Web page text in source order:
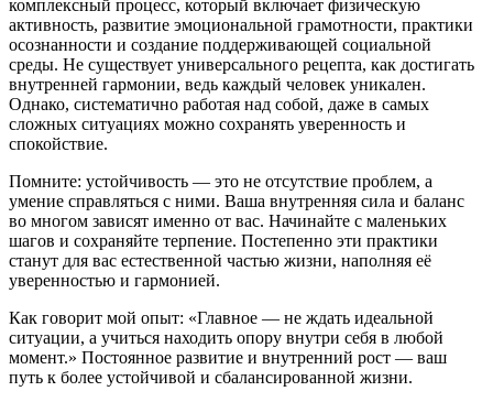
комплексный процесс, который включает физическую
активность, развитие эмоциональной грамотности, практики
осознанности и создание поддерживающей социальной
среды. Не существует универсального рецепта, как достигать
внутренней гармонии, ведь каждый человек уникален.
Однако, систематично работая над собой, даже в самых
сложных ситуациях можно сохранять уверенность и
спокойствие.
Помните: устойчивость — это не отсутствие проблем, а
умение справляться с ними. Ваша внутренняя сила и баланс
во многом зависят именно от вас. Начинайте с маленьких
шагов и сохраняйте терпение. Постепенно эти практики
станут для вас естественной частью жизни, наполняя её
уверенностью и гармонией.
Как говорит мой опыт: «Главное — не ждать идеальной
ситуации, а учиться находить опору внутри себя в любой
момент.» Постоянное развитие и внутренний рост — ваш
путь к более устойчивой и сбалансированной жизни.